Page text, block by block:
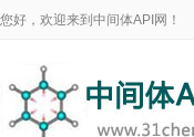
您好，欢迎来到中间体API网！